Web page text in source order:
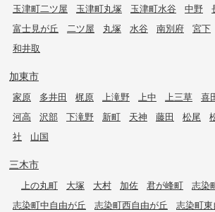
玉津町二ツ屋
玉津町丸塚 玉津町水谷 中野
富士見が丘
二ツ屋 丸塚 水谷 南別府 宮下
和井取
加東市
家原 多井田 梶原 上滝野 上中 上三草 喜
河高
沢部 下滝野 新町 天神 藤田 松尾
社
山国
三木市
上の丸町 大塚 大村 加佐 君が峰町
志染
志染町中自由が丘
志染町西自由が丘 志染町